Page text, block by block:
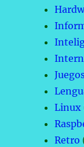
Linux
Retro